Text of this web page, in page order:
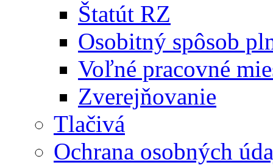
Štatút RZ
Osobitný spôsob
Voľné pracovné
Zverejňovanie
Tlačivá
Ochrana osobných